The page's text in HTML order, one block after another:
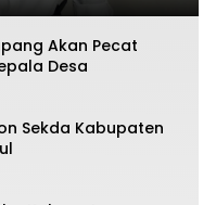
Akan Pecat
Desa
Sekda Kabupaten